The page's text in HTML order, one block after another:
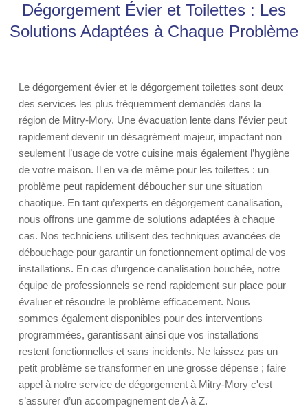
Dégorgement Évier et Toilettes : Les
Solutions Adaptées à Chaque Problème
Le dégorgement évier et le dégorgement toilettes sont deux
des services les plus fréquemment demandés dans la
région de Mitry-Mory. Une évacuation lente dans l’évier peut
rapidement devenir un désagrément majeur, impactant non
seulement l’usage de votre cuisine mais également l’hygiène
de votre maison. Il en va de même pour les toilettes : un
problème peut rapidement déboucher sur une situation
chaotique. En tant qu’experts en dégorgement canalisation,
nous offrons une gamme de solutions adaptées à chaque
cas. Nos techniciens utilisent des techniques avancées de
débouchage pour garantir un fonctionnement optimal de vos
installations. En cas d’urgence canalisation bouchée, notre
équipe de professionnels se rend rapidement sur place pour
évaluer et résoudre le problème efficacement. Nous
sommes également disponibles pour des interventions
programmées, garantissant ainsi que vos installations
restent fonctionnelles et sans incidents. Ne laissez pas un
petit problème se transformer en une grosse dépense ; faire
appel à notre service de dégorgement à Mitry-Mory c'est
s’assurer d’un accompagnement de A à Z.